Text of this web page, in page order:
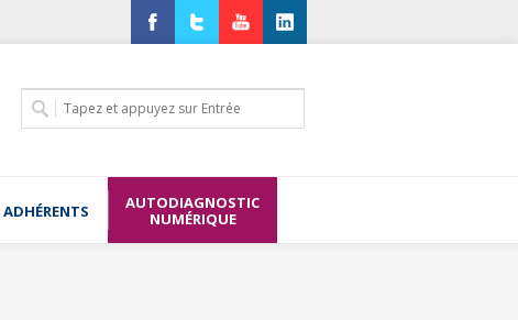
ADHÉRENTS
AUTODIAGNOSTIC
NUMÉRIQUE